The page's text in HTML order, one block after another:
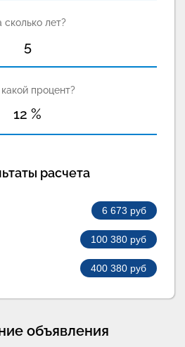
сколько лет?
5
процент?
12 %
расчета
6 673 руб
100 380 руб
400 380 руб
объявления